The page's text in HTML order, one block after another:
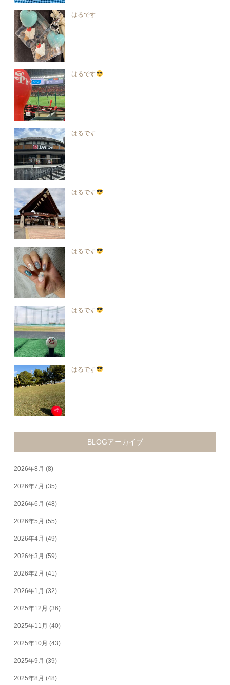
はるです
はるです
はるです
はるです
はるです
はるです
はるです
BLOGアーカイブ
2026年8月 (8)
2026年7月 (35)
2026年6月 (48)
2026年5月 (55)
2026年4月 (49)
2026年3月 (59)
2026年2月 (41)
2026年1月 (32)
2025年12月 (36)
2025年11月 (40)
2025年10月 (43)
2025年9月 (39)
2025年8月 (48)